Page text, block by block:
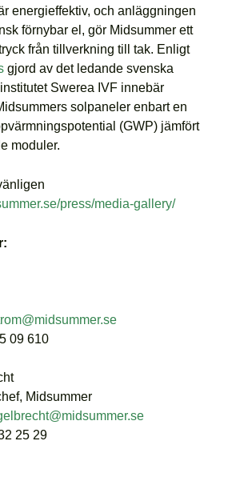
energieffektiv, och anläggningen
förnybar el, gör Midsummer ett
från tillverkning till tak. Enligt
gjord av det ledande svenska
Swerea IVF innebär
solpaneler enbart en
(GWP) jämfört
moduler.
press/media-gallery/
09 610
Midsummer
25 29